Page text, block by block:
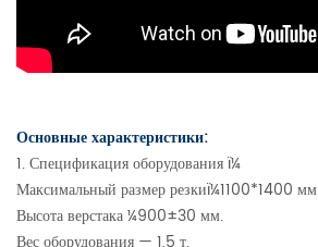
Основные характеристики:
1. Спецификация оборудования ï¼
Максимальный размер резкиï¼1100*1400 мм
Высота верстака ¼900±30 мм.
Вес оборудования — 1,5 т.